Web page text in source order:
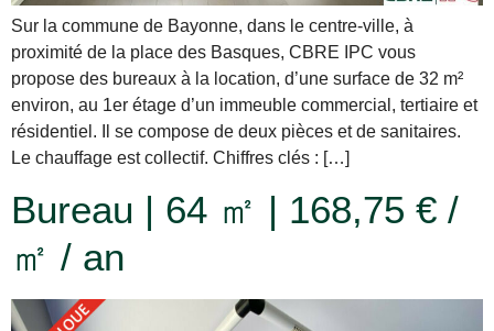
Sur la commune de Bayonne, dans le centre-ville, à
proximité de la place des Basques, CBRE IPC vous
propose des bureaux à la location, d’une surface de 32 m²
environ, au 1er étage d’un immeuble commercial, tertiaire et
résidentiel. Il se compose de deux pièces et de sanitaires.
Le chauffage est collectif. Chiffres clés : […]
Bureau | 64 ㎡ | 168,75 € /
㎡ / an